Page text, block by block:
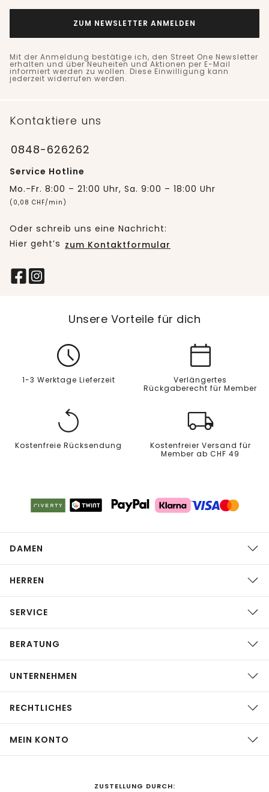
ZUM NEWSLETTER ANMELDEN
Mit der Anmeldung bestätige ich, den Street One Newsletter
erhalten und über Neuheiten und Aktionen per E-Mail
informiert werden zu wollen. Diese Einwilligung kann
jederzeit widerrufen werden.
Kontaktiere uns
0848-626262
Service Hotline
Mo.-Fr. 8:00 – 21:00 Uhr, Sa. 9:00 – 18:00 Uhr
(0,08 CHF/min)
Oder schreib uns eine Nachricht:
Hier geht’s zum Kontaktformular
Unsere Vorteile für dich
1-3 Werktage Lieferzeit
Verlängertes
Rückgaberecht für Member
Kostenfreie Rücksendung
Kostenfreier Versand für
Member ab CHF 49
DAMEN
HERREN
SERVICE
BERATUNG
UNTERNEHMEN
RECHTLICHES
MEIN KONTO
ZUSTELLUNG DURCH: